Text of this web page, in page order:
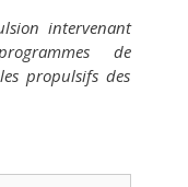
intervenant
de
propulsifs des